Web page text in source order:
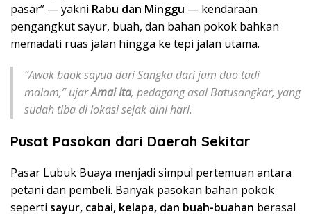
pasar” — yakni Rabu dan Minggu — kendaraan
pengangkut sayur, buah, dan bahan pokok bahkan
memadati ruas jalan hingga ke tepi jalan utama.
“Awak baok sayua dari Sangka dari jam duo tadi
malam,” ujarAmai Ita, pedagang asal Batusangkar, yang
sudah tiba di lokasi sejak dini hari.
Pusat Pasokan dari Daerah Sekitar
Pasar Lubuk Buaya menjadi simpul pertemuan antara
petani dan pembeli. Banyak pasokan bahan pokok
seperti sayur, cabai, kelapa, dan buah-buahan berasal